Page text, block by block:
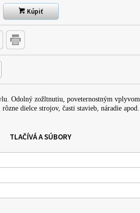
Kúpiť
Odolný zožltnutiu, poveternostným
dielce strojov, časti stavieb, náradie
TLAČÍVÁ A SÚBORY